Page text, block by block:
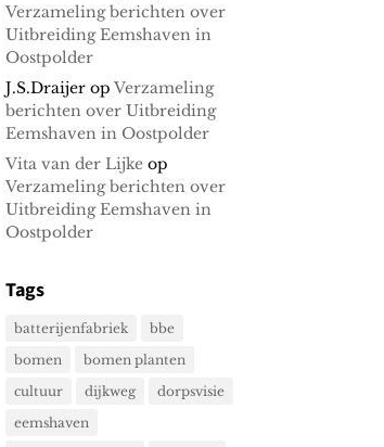
Verzameling berichten over
Uitbreiding Eemshaven in
Oostpolder
J.S.Draijerop Verzameling
berichten over Uitbreiding
Eemshaven in Oostpolder
Vita van der Lijkeop
Verzameling berichten over
Uitbreiding Eemshaven in
Oostpolder
Tags
batterijenfabriek
bbe
bomen
bomen planten
cultuur
dijkweg
dorpsvisie
eemshaven